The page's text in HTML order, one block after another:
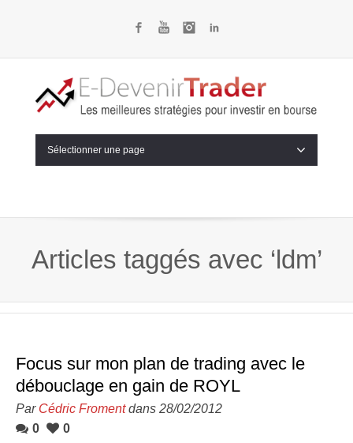
FacebookYouTubeInstagram
Sélectionner une page
Articles taggés avec ‘ldm’
Focus sur mon plan de trading avec le
débouclage en gain de ROYL
Par Cédric Fromentdans 28/02/2012
0
0